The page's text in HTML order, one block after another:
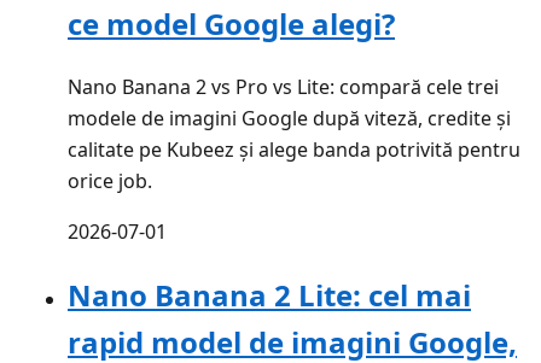
ce model Google alegi?
Nano Banana 2 vs Pro vs Lite: compară cele trei
modele de imagini Google după viteză, credite și
calitate pe Kubeez și alege banda potrivită pentru
orice job.
2026-07-01
Nano Banana 2 Lite: cel mai
rapid model de imagini Google,